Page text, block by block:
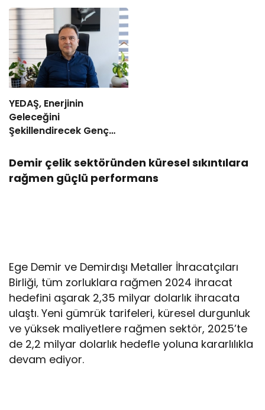
YEDAŞ, Enerjinin
Geleceğini
Şekillendirecek Genç
Demir çelik sektöründen küresel sıkıntılara
rağmen güçlü performans
Ege Demir ve Demirdışı Metaller İhracatçıları
Birliği, tüm zorluklara rağmen 2024 ihracat
hedefini aşarak 2,35 milyar dolarlık ihracata
ulaştı. Yeni gümrük tarifeleri, küresel durgunluk
ve yüksek maliyetlere rağmen sektör, 2025’te
de 2,2 milyar dolarlık hedefle yoluna kararlılıkla
devam ediyor.